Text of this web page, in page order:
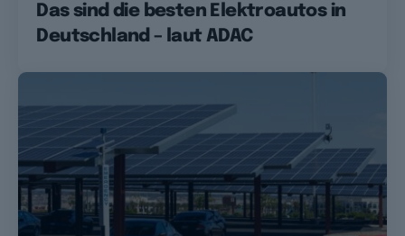
Das sind die besten Elektroautos in
Deutschland – laut ADAC